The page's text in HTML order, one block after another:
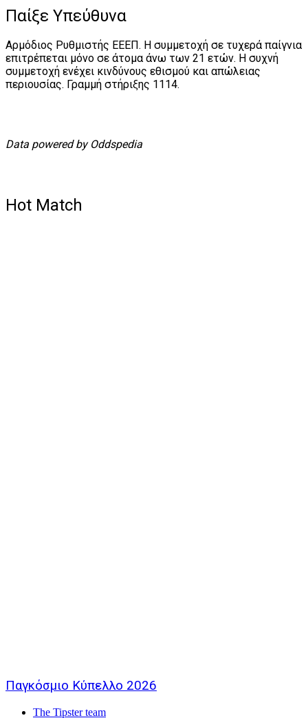
Παίξε Υπεύθυνα
Αρμόδιος Ρυθμιστής ΕΕΕΠ. Η συμμετοχή σε τυχερά παίγνια
επιτρέπεται μόνο σε άτομα άνω των 21 ετών. Η συχνή
συμμετοχή ενέχει κινδύνους εθισμού και απώλειας
περιουσίας. Γραμμή στήριξης 1114.
Data powered by Oddspedia
Hot Match
Παγκόσμιο Κύπελλο 2026
The Tipster team